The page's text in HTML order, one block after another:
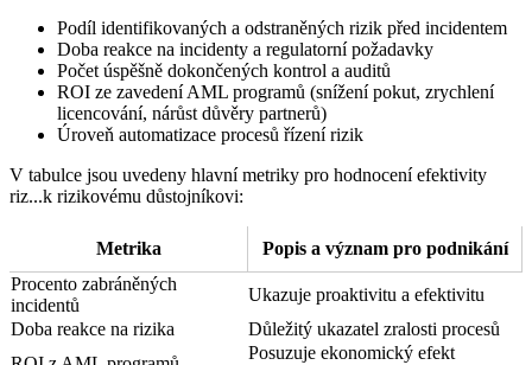
Podíl identifikovaných a odstraněných rizik před incidentem
Doba reakce na incidenty a regulatorní požadavky
Počet úspěšně dokončených kontrol a auditů
ROI ze zavedení AML programů (snížení pokut, zrychlení
licencování, nárůst důvěry partnerů)
Úroveň automatizace procesů řízení rizik
V tabulce jsou uvedeny hlavní metriky pro hodnocení efektivity
riz...k rizikovému důstojníkovi:
Metrika
Popis a význam pro podnikání
Procento zabráněných
incidentů
Ukazuje proaktivitu a efektivitu
Doba reakce na rizika
Důležitý ukazatel zralosti procesů
Posuzuje ekonomický efekt